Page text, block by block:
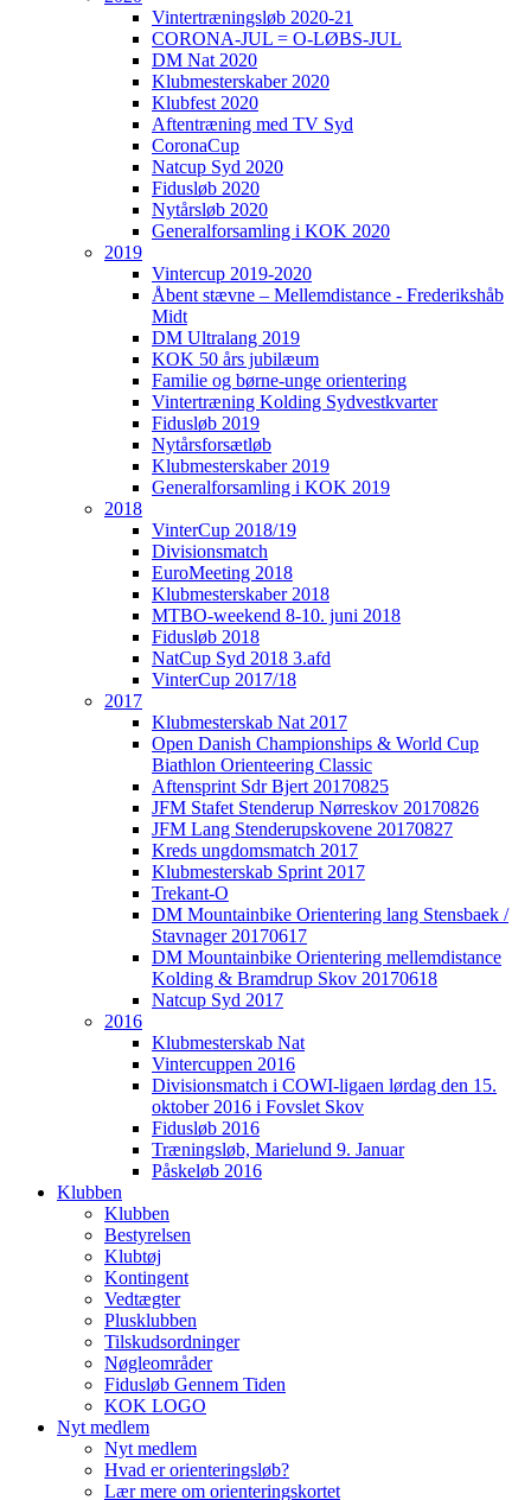
Vintertræningsløb 2020-21
CORONA-JUL = O-LØBS-JUL
DM Nat 2020
Klubmesterskaber 2020
Klubfest 2020
Aftentræning med TV Syd
CoronaCup
Natcup Syd 2020
Fidusløb 2020
Nytårsløb 2020
Generalforsamling i KOK 2020
2019
Vintercup 2019-2020
Åbent stævne – Mellemdistance - Frederikshåb
Midt
DM Ultralang 2019
KOK 50 års jubilæum
Familie og børne-unge orientering
Vintertræning Kolding Sydvestkvarter
Fidusløb 2019
Nytårsforsætløb
Klubmesterskaber 2019
Generalforsamling i KOK 2019
2018
VinterCup 2018/19
Divisionsmatch
EuroMeeting 2018
Klubmesterskaber 2018
MTBO-weekend 8-10. juni 2018
Fidusløb 2018
NatCup Syd 2018 3.afd
VinterCup 2017/18
2017
Klubmesterskab Nat 2017
Open Danish Championships & World Cup
Biathlon Orienteering Classic
Aftensprint Sdr Bjert 20170825
JFM Stafet Stenderup Nørreskov 20170826
JFM Lang Stenderupskovene 20170827
Kreds ungdomsmatch 2017
Klubmesterskab Sprint 2017
Trekant-O
DM Mountainbike Orientering lang Stensbaek /
Stavnager 20170617
DM Mountainbike Orientering mellemdistance
Kolding & Bramdrup Skov 20170618
Natcup Syd 2017
2016
Klubmesterskab Nat
Vintercuppen 2016
Divisionsmatch i COWI-ligaen lørdag den 15.
oktober 2016 i Fovslet Skov
Fidusløb 2016
Træningsløb, Marielund 9. Januar
Påskeløb 2016
Klubben
Klubben
Bestyrelsen
Klubtøj
Kontingent
Vedtægter
Plusklubben
Tilskudsordninger
Nøgleområder
Fidusløb Gennem Tiden
KOK LOGO
Nyt medlem
Nyt medlem
Hvad er orienteringsløb?
Lær mere om orienteringskortet